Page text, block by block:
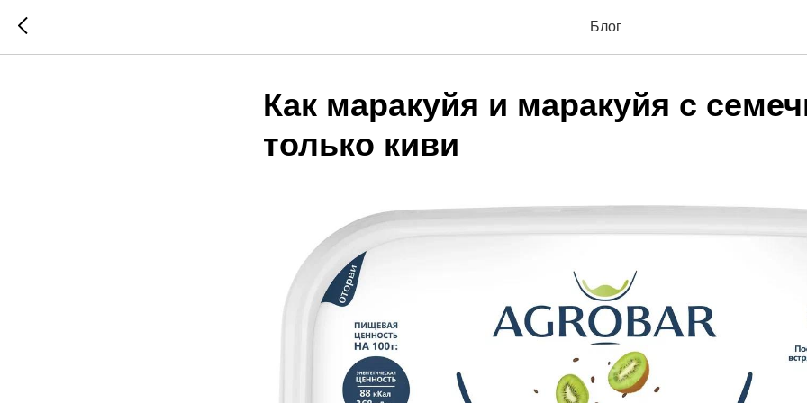
Блог
Как маракуйя и маракуйя с
только киви